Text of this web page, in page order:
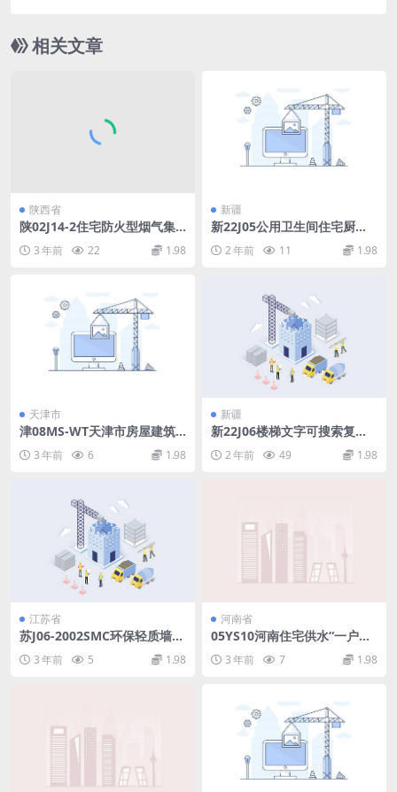
相关文章
陕西省
陕02J14-2住宅防火型烟气集
3 年前 22 1.98
新疆
新22J05公用卫生间住宅厨房
及卫生间文字可搜索复制.pdf
2 年前 11 1.98
天津市
津08MS-WT天津市房屋建筑
施工图设计审查—常见问题.p
df 3 年前 6 1.98
新疆
新22J06楼梯文字可搜索复制.
2 年前 49 1.98
江苏省
苏J06-2002SMC环保轻质墙板
3 年前 5 1.98
河南省
05YS10河南住宅供水“一户一
3 年前 7 1.98